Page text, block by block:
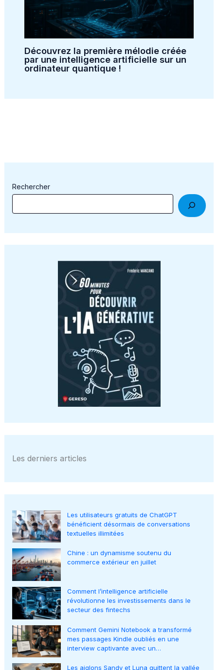
Découvrez la première mélodie créée
par une intelligence artificielle sur un
ordinateur quantique !
Rechercher
Les derniers articles
Les utilisateurs gratuits de ChatGPT
bénéficient désormais de conversations
textuelles illimitées
Chine : un dynamisme soutenu du
commerce extérieur en juillet
Comment l’intelligence artificielle
révolutionne les investissements dans le
secteur des fintechs
Comment Gemini Notebook a transformé
mes passages Kindle oubliés en une
interview captivante avec un…
Les aiglons Sandy et Luna quittent la vallée